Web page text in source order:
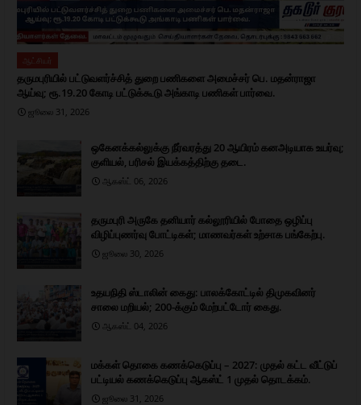
ஆட்சியர்
தருமபுரியில் பட்டுவளர்ச்சித் துறை பணிகளை அமைச்சர் பெ. மதன்ராஜா
ஆய்வு; ரூ.19.20 கோடி பட்டுக்கூடு அங்காடி பணிகள் பார்வை.
ஜூலை 31, 2026
ஒகேனக்கல்லுக்கு நீர்வரத்து 20 ஆயிரம் கனஅடியாக உயர்வு;
குளியல், பரிசல் இயக்கத்திற்கு தடை.
ஆகஸ்ட் 06, 2026
தருமபுரி அருகே தனியார் கல்லூரியில் போதை ஒழிப்பு
விழிப்புணர்வு போட்டிகள்; மாணவர்கள் உற்சாக பங்கேற்பு.
ஜூலை 30, 2026
உதயநிதி ஸ்டாலின் கைது: பாலக்கோட்டில் திமுகவினர்
சாலை மறியல்; 200-க்கும் மேற்பட்டோர் கைது.
ஆகஸ்ட் 04, 2026
மக்கள் தொகை கணக்கெடுப்பு – 2027: முதல் கட்ட வீட்டுப்
பட்டியல் கணக்கெடுப்பு ஆகஸ்ட் 1 முதல் தொடக்கம்.
ஜூலை 31, 2026